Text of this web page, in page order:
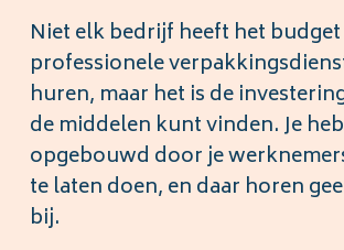
Niet elk bedrijf heeft het
professionele
huren, maar het is de
de middelen kunt vinden. Je
opgebouwd door je
te laten doen, en daar horen
bij.